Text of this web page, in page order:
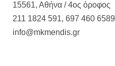
15561, Αθήνα / 4ος όροφος
211 1824 591, 697 460 6589
info@mkmendis.gr